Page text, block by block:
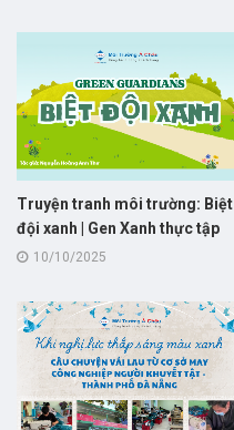
nghiệp
Truyện tranh môi trường: Biệt
đội xanh | Gen Xanh thực tập
10/10/2025